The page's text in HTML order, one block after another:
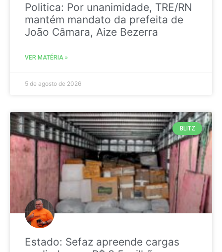
Politica: Por unanimidade, TRE/RN
mantém mandato da prefeita de
João Câmara, Aize Bezerra
VER MATÉRIA »
5 de agosto de 2026
BLITZ
Estado: Sefaz apreende cargas